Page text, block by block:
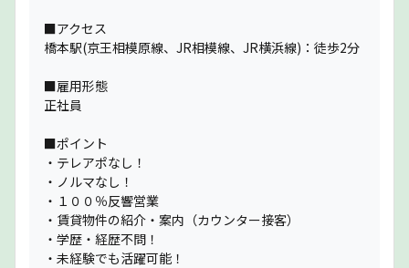
■アクセス
橋本駅(京王相模原線、JR相模線、JR横浜線)：徒歩2分
■雇用形態
正社員
■ポイント
・テレアポなし！
・ノルマなし！
・１００％反響営業
・賃貸物件の紹介・案内（カウンター接客）
・学歴・経歴不問！
・未経験でも活躍可能！